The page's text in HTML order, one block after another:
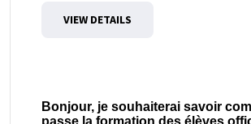
VIEW DETAILS
Bonjour, je souhaiterai savoir